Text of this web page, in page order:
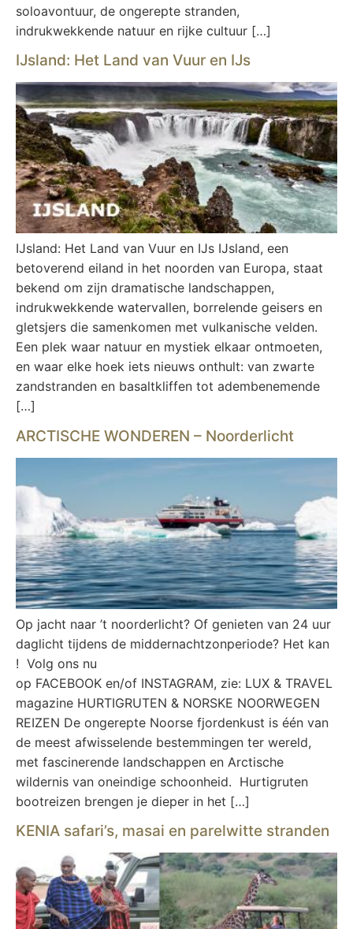
soloavontuur, de ongerepte stranden,
indrukwekkende natuur en rijke cultuur […]
IJsland: Het Land van Vuur en IJs
IJsland: Het Land van Vuur en IJs IJsland, een
betoverend eiland in het noorden van Europa, staat
bekend om zijn dramatische landschappen,
indrukwekkende watervallen, borrelende geisers en
gletsjers die samenkomen met vulkanische velden.
Een plek waar natuur en mystiek elkaar ontmoeten,
en waar elke hoek iets nieuws onthult: van zwarte
zandstranden en basaltkliffen tot adembenemende
[…]
ARCTISCHE WONDEREN – Noorderlicht
Op jacht naar ’t noorderlicht? Of genieten van 24 uur
daglicht tijdens de middernachtzonperiode? Het kan
! Volg ons nu
op FACEBOOK en/of INSTAGRAM, zie: LUX & TRAVEL
magazine HURTIGRUTEN & NORSKE NOORWEGEN
REIZEN De ongerepte Noorse fjordenkust is één van
de meest afwisselende bestemmingen ter wereld,
met fascinerende landschappen en Arctische
wildernis van oneindige schoonheid. Hurtigruten
bootreizen brengen je dieper in het […]
KENIA safari’s, masai en parelwitte stranden